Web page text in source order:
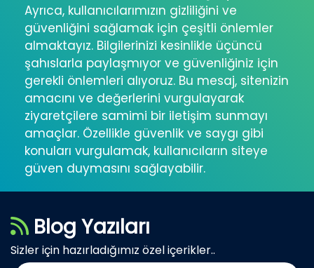
Ayrıca, kullanıcılarımızın gizliliğini ve
güvenliğini sağlamak için çeşitli önlemler
almaktayız. Bilgilerinizi kesinlikle üçüncü
şahıslarla paylaşmıyor ve güvenliğiniz için
gerekli önlemleri alıyoruz. Bu mesaj, sitenizin
amacını ve değerlerini vurgulayarak
ziyaretçilere samimi bir iletişim sunmayı
amaçlar. Özellikle güvenlik ve saygı gibi
konuları vurgulamak, kullanıcıların siteye
güven duymasını sağlayabilir.
Blog Yazıları
Sizler için hazırladığımız özel içerikler..